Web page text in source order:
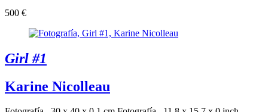
500 €
Girl #1
Karine Nicolleau